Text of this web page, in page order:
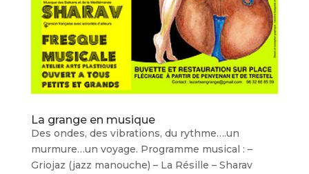
La grange en musique
Des ondes, des vibrations, du rythme….un
murmure…un voyage. Programme musical : –
Griojaz (jazz manouche) – La Résille – Sharav